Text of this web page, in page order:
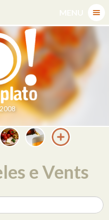
MENU
e Vents